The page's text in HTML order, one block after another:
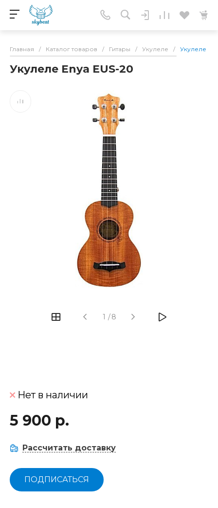
Главная / Каталог товаров / Гитары / Укулеле / Укулеле
Укулеле Enya EUS-20
1 /8
Нет в наличии
5 900 р.
Рассчитать доставку
ПОДПИСАТЬСЯ